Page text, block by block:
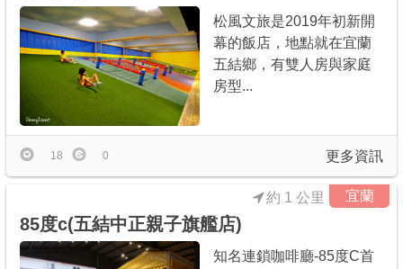
松風文旅是2019年初新開
幕的飯店，地點就在宜蘭
五結鄉，有雙人房與家庭
房型...
更多資訊
18 0
宜蘭
85度c(五結中正親子旗艦店)
約 1 公里
知名連鎖咖啡廳-85度C首